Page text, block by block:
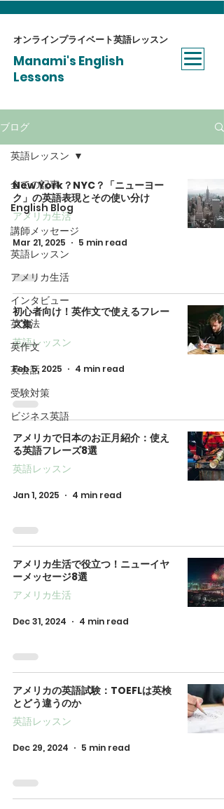
オンラインプライベート​英語レッスン
Manami's English
Lessons
ブログ
全ての記事
English Blog
講師メッセージ
英語レッスン
アメリカ生活
インタビュー
英文法
英作文
英会話
受験対策
ビジネス英語
英語レッスン
New York？NYC？「ニューヨー
ク」の英語表現とその使い分け
アメリカ生活
Mar 21, 2025 5 min read
初心者向け！英作文で使えるフレー
ズ集
英語レッスン
Feb 5, 2025 4 min read
アメリカで日本のお正月紹介：使え
る英語フレーズ8選
英語レッスン
Jan 1, 2025 4 min read
アメリカ生活で役立つ！ニューイヤ
ーメッセージ8選
アメリカ生活
Dec 31, 2024 4 min read
アメリカの英語試験：TOEFLは英検
とどう違うのか
英語レッスン
Dec 29, 2024 5 min read